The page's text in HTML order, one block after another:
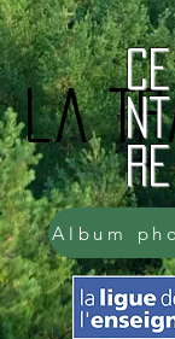
la
Ce
nt
re